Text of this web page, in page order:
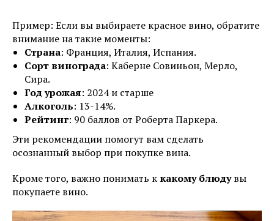
Пример: Если вы выбираете красное вино, обратите
внимание на такие моменты:
Страна: Франция, Италия, Испания.
Сорт винограда: Каберне Совиньон, Мерло,
Сира.
Год урожая: 2024 и старше
Алкоголь: 13-14%.
Рейтинг: 90 баллов от Роберта Паркера.
Эти рекомендации помогут вам сделать
осознанный выбор при покупке вина.
Кроме того, важно понимать к какому блюдувы
покупаете вино.